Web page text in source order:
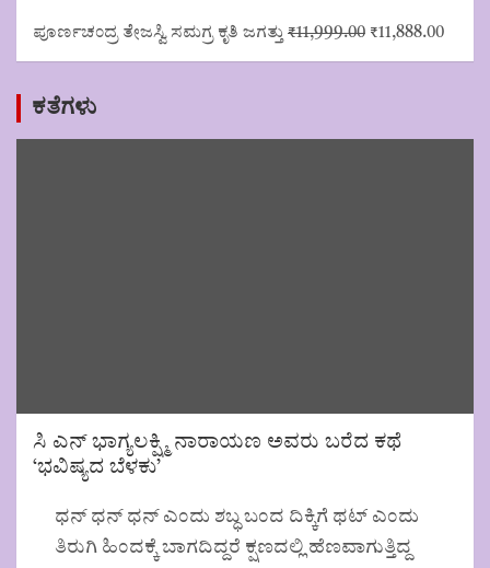
ಪೂರ್ಣಚಂದ್ರ ತೇಜಸ್ವಿ ಸಮಗ್ರ ಕೃತಿ ಜಗತ್ತು ₹11,999.00 Original
₹11,888.00
ಕತೆಗಳು
ಸಿ ಎನ್ ಭಾಗ್ಯಲಕ್ಷ್ಮಿ ನಾರಾಯಣ ಅವರು ಬರೆದ ಕಥೆ
‘ಭವಿಷ್ಯದ ಬೆಳಕು’
ಧನ್ ಧನ್ ಧನ್ ಎಂದು ಶಬ್ಧ ಬಂದ ದಿಕ್ಕಿಗೆ ಥಟ್ ಎಂದು
ತಿರುಗಿ ಹಿಂದಕ್ಕೆ ಬಾಗದಿದ್ದರೆ ಕ್ಷಣದಲ್ಲಿ ಹೆಣವಾಗುತ್ತಿದ್ದ